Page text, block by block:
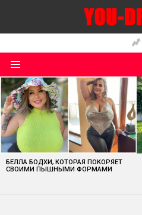
MOST
VIEWED
STORIES
БЕЛЛА БОДХИ, КОТОРАЯ ПОКОРЯЕТ
СВОИМИ ПЫШНЫМИ ФОРМАМИ